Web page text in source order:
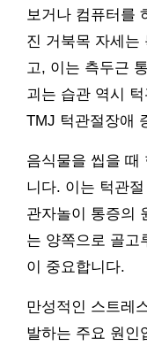
보거나 컴퓨터를
진 거북목 자세는
고, 이는 측두근
괴는 습관 역시
TMJ 턱관절장애
음식물을 씹을 때
니다. 이는 턱관
관자놀이 통증의
는 양쪽으로 골고
이 중요합니다.
만성적인 스트레
발하는 주요 원인